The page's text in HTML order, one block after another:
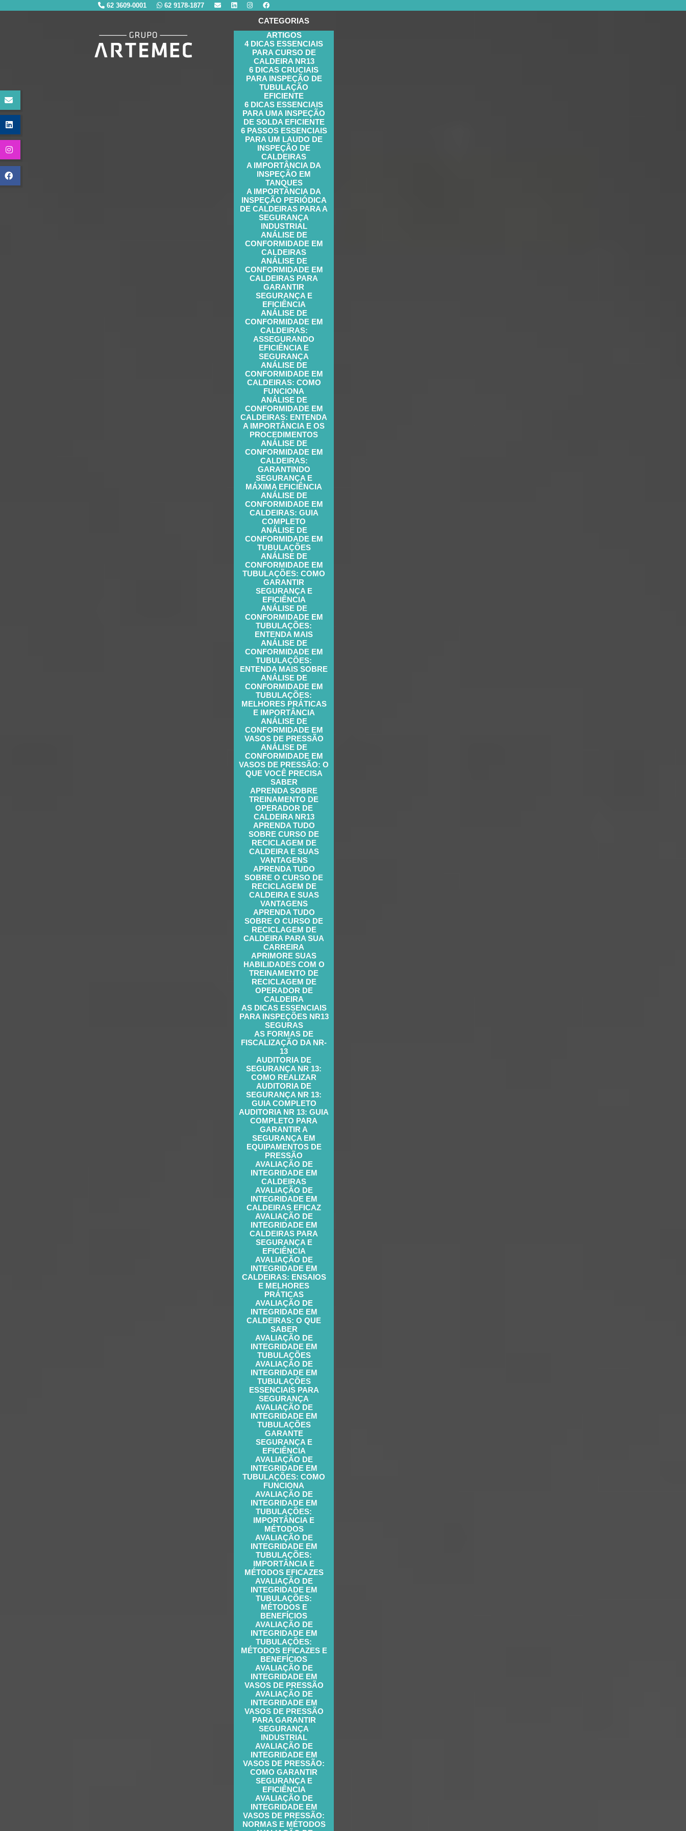
62 3609-0001 62 9178-1877
CATEGORIAS
ARTIGOS
4 DICAS ESSENCIAIS
PARA CURSO DE
CALDEIRA NR13
6 DICAS CRUCIAIS
PARA INSPEÇÃO DE
TUBULAÇÃO
EFICIENTE
6 DICAS ESSENCIAIS
PARA UMA INSPEÇÃO
DE SOLDA EFICIENTE
6 PASSOS ESSENCIAIS
PARA UM LAUDO DE
INSPEÇÃO DE
CALDEIRAS
A IMPORTÂNCIA DA
INSPEÇÃO EM
TANQUES
A IMPORTÂNCIA DA
INSPEÇÃO PERIÓDICA
DE CALDEIRAS PARA A
SEGURANÇA
INDUSTRIAL
ANÁLISE DE
CONFORMIDADE EM
CALDEIRAS
ANÁLISE DE
CONFORMIDADE EM
CALDEIRAS PARA
GARANTIR
SEGURANÇA E
EFICIÊNCIA
ANÁLISE DE
CONFORMIDADE EM
CALDEIRAS:
ASSEGURANDO
EFICIÊNCIA E
SEGURANÇA
ANÁLISE DE
CONFORMIDADE EM
CALDEIRAS: COMO
FUNCIONA
ANÁLISE DE
CONFORMIDADE EM
CALDEIRAS: ENTENDA
A IMPORTÂNCIA E OS
PROCEDIMENTOS
ANÁLISE DE
CONFORMIDADE EM
CALDEIRAS:
GARANTINDO
SEGURANÇA E
MÁXIMA EFICIÊNCIA
ANÁLISE DE
CONFORMIDADE EM
CALDEIRAS: GUIA
COMPLETO
ANÁLISE DE
CONFORMIDADE EM
TUBULAÇÕES
ANÁLISE DE
CONFORMIDADE EM
TUBULAÇÕES: COMO
GARANTIR
SEGURANÇA E
EFICIÊNCIA
ANÁLISE DE
CONFORMIDADE EM
TUBULAÇÕES:
ENTENDA MAIS
ANÁLISE DE
CONFORMIDADE EM
TUBULAÇÕES:
ENTENDA MAIS SOBRE
ANÁLISE DE
CONFORMIDADE EM
TUBULAÇÕES:
MELHORES PRÁTICAS
E IMPORTÂNCIA
ANÁLISE DE
CONFORMIDADE EM
VASOS DE PRESSÃO
ANÁLISE DE
CONFORMIDADE EM
VASOS DE PRESSÃO: O
QUE VOCÊ PRECISA
SABER
APRENDA SOBRE
TREINAMENTO DE
OPERADOR DE
CALDEIRA NR13
APRENDA TUDO
SOBRE CURSO DE
RECICLAGEM DE
CALDEIRA E SUAS
VANTAGENS
APRENDA TUDO
SOBRE O CURSO DE
RECICLAGEM DE
CALDEIRA E SUAS
VANTAGENS
APRENDA TUDO
SOBRE O CURSO DE
RECICLAGEM DE
CALDEIRA PARA SUA
CARREIRA
APRIMORE SUAS
HABILIDADES COM O
TREINAMENTO DE
RECICLAGEM DE
OPERADOR DE
CALDEIRA
AS DICAS ESSENCIAIS
PARA INSPEÇÕES NR13
SEGURAS
AS FORMAS DE
FISCALIZAÇÃO DA NR-
13
AUDITORIA DE
SEGURANÇA NR 13:
COMO REALIZAR
AUDITORIA DE
SEGURANÇA NR 13:
GUIA COMPLETO
AUDITORIA NR 13: GUIA
COMPLETO PARA
GARANTIR A
SEGURANÇA EM
EQUIPAMENTOS DE
PRESSÃO
AVALIAÇÃO DE
INTEGRIDADE EM
CALDEIRAS
AVALIAÇÃO DE
INTEGRIDADE EM
CALDEIRAS EFICAZ
AVALIAÇÃO DE
INTEGRIDADE EM
CALDEIRAS PARA
SEGURANÇA E
EFICIÊNCIA
AVALIAÇÃO DE
INTEGRIDADE EM
CALDEIRAS: ENSAIOS
E MELHORES
PRÁTICAS
AVALIAÇÃO DE
INTEGRIDADE EM
CALDEIRAS: O QUE
SABER
AVALIAÇÃO DE
INTEGRIDADE EM
TUBULAÇÕES
AVALIAÇÃO DE
INTEGRIDADE EM
TUBULAÇÕES
ESSENCIAIS PARA
SEGURANÇA
AVALIAÇÃO DE
INTEGRIDADE EM
TUBULAÇÕES
GARANTE
SEGURANÇA E
EFICIÊNCIA
AVALIAÇÃO DE
INTEGRIDADE EM
TUBULAÇÕES: COMO
FUNCIONA
AVALIAÇÃO DE
INTEGRIDADE EM
TUBULAÇÕES:
IMPORTÂNCIA E
MÉTODOS
AVALIAÇÃO DE
INTEGRIDADE EM
TUBULAÇÕES:
IMPORTÂNCIA E
MÉTODOS EFICAZES
AVALIAÇÃO DE
INTEGRIDADE EM
TUBULAÇÕES:
MÉTODOS E
BENEFÍCIOS
AVALIAÇÃO DE
INTEGRIDADE EM
TUBULAÇÕES:
MÉTODOS EFICAZES E
BENEFÍCIOS
AVALIAÇÃO DE
INTEGRIDADE EM
VASOS DE PRESSÃO
AVALIAÇÃO DE
INTEGRIDADE EM
VASOS DE PRESSÃO
PARA GARANTIR
SEGURANÇA
INDUSTRIAL
AVALIAÇÃO DE
INTEGRIDADE EM
VASOS DE PRESSÃO:
COMO GARANTIR
SEGURANÇA E
EFICIÊNCIA
AVALIAÇÃO DE
INTEGRIDADE EM
VASOS DE PRESSÃO:
NORMAS E MÉTODOS